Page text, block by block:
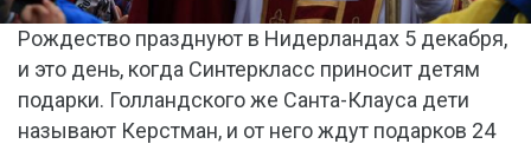
Рождество празднуют в Нидерландах 5 декабря,
и это день, когда Синтеркласс приносит детям
подарки. Голландского же Санта-Клауса дети
называют Керстман, и от него ждут подарков 24